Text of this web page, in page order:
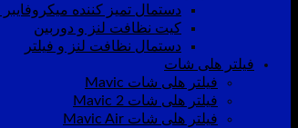
دستمال تمیز کننده میکروفایبر K&F
کیت نظافت لنز و دوربین
دستمال نظافت لنز و فیلتر
فیلتر هلی شات
فیلتر هلی شات Mavic
فیلتر هلی شات Mavic 2
فیلتر هلی شات Mavic Air